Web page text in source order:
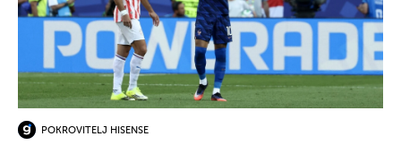
POKROVITELJ HISENSE